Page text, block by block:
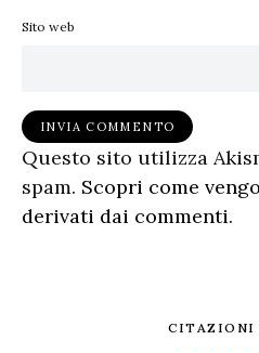
Sito web
Questo sito utilizza
spam. Scopri come
derivati dai commenti.
CITAZIONI